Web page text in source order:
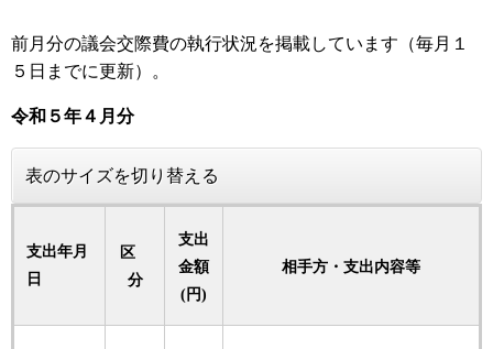
前月分の議会交際費の執行状況を掲載しています（毎月１
５日までに更新）。
令和５年４月分
表のサイズを切り替える
支出年月
日
区
分
支出
金額
(円)
相手方・支出内容等